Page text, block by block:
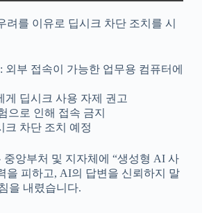
려를 이유로 딥시크 차단 조치를 시
: 외부 접속이 가능한 업무용 컴퓨터에
게 딥시크 사용 자제 권고
으로 인해 접속 금지
크 차단 조치 예정
중앙부처 및 지자체에 “생성형 AI 사
을 피하고, AI의 답변을 신뢰하지 말
을 내렸습니다.